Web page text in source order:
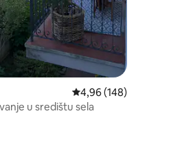
Prosječna ocjena:
4,96 (148)
u središtu sela